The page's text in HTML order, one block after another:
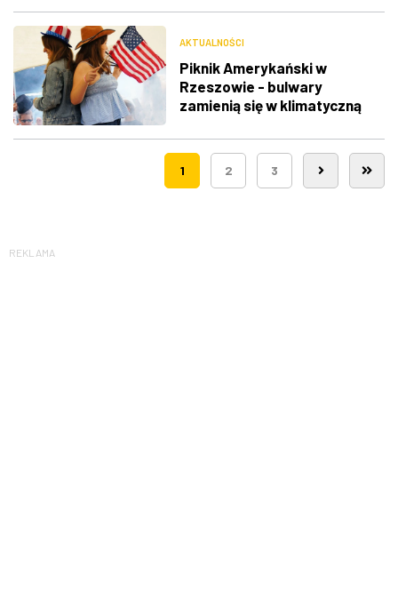
AKTUALNOŚCI
Piknik Amerykański w
Rzeszowie - bulwary
zamienią się w klimatyczną
1 2 3
REKLAMA